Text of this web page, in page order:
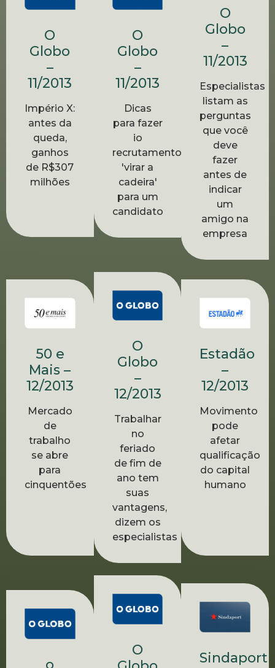
O
Globo
–
11/2013
Império X:
antes da
queda,
ganhos
de R$307
milhões
O
Globo
–
11/2013
Dicas
para fazer
io
recrutamento
'virar a
cadeira'
para um
candidato
O
Globo
–
11/2013
Especialistas
listam as
perguntas
que você
deve
fazer
antes de
indicar
um
amigo na
empresa
50 e
Mais –
12/2013
Mercado
de
trabalho
se abre
para
cinquentões
O
Globo
–
12/2013
Trabalhar
no
feriado
de fim de
ano tem
suas
vantagens,
dizem os
especialistas
Estadão
–
12/2013
Movimento
pode
afetar
qualificação
do capital
humano
o
O
Sindaport